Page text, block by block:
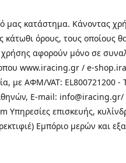
μας κατάστημα. Κάνοντας
όρους, τους οποίους
χρήσης αφορούν μόνο σε
www.iracing.gr / e-
με ΑΦΜ/VAT: EL800721200
E-mail: info@iracing.gr/
επισκευής,
Εμπόριο μερών και